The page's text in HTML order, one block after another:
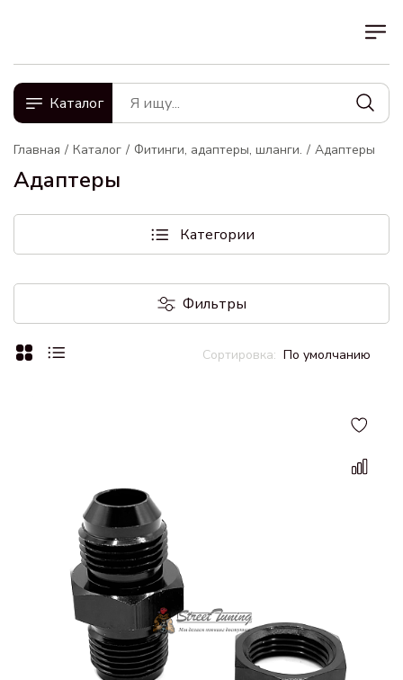
Каталог
Главная Каталог Фитинги, адаптеры, шланги. Адаптеры
Адаптеры
Категории
Фильтры
По умолчанию